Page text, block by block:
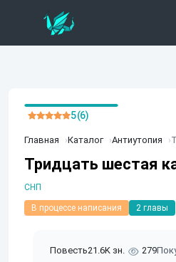
Главная Каталог Антиутопия
Тридцать шестая
СНП
В процессе написания 2 главы
Повесть21.6K зн. 279
5 (6)